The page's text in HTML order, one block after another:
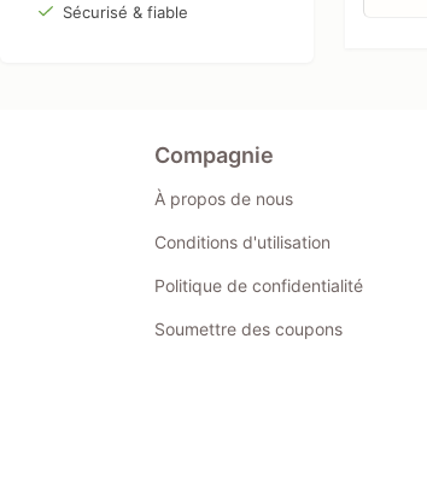
Sécurisé & fiable
Compagnie
À propos de nous
Conditions d'utilisation
Politique de confidentialité
Soumettre des coupons